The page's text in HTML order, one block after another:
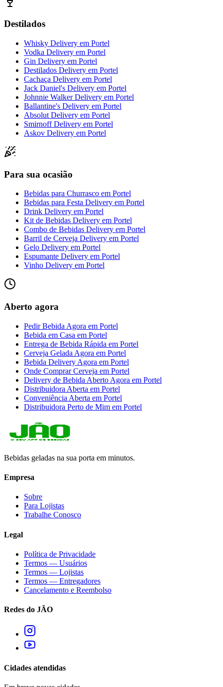
Destilados
Whisky Delivery em Portel
Vodka Delivery em Portel
Gin Delivery em Portel
Destilados Delivery em Portel
Cachaça Delivery em Portel
Jack Daniel's Delivery em Portel
Johnnie Walker Delivery em Portel
Ballantine's Delivery em Portel
Absolut Delivery em Portel
Smirnoff Delivery em Portel
Askov Delivery em Portel
Para sua ocasião
Bebidas para Churrasco em Portel
Bebidas para Festa Delivery em Portel
Drink Delivery em Portel
Kit de Bebidas Delivery em Portel
Combo de Bebidas Delivery em Portel
Barril de Cerveja Delivery em Portel
Gelo Delivery em Portel
Espumante Delivery em Portel
Vinho Delivery em Portel
Aberto agora
Pedir Bebida Agora em Portel
Bebida em Casa em Portel
Entrega de Bebida Rápida em Portel
Cerveja Gelada Agora em Portel
Bebida Delivery Agora em Portel
Onde Comprar Cerveja em Portel
Delivery de Bebida Aberto Agora em Portel
Distribuidora Aberta em Portel
Conveniência Aberta em Portel
Distribuidora Perto de Mim em Portel
Bebidas geladas na sua porta em minutos.
Empresa
Sobre
Para Lojistas
Trabalhe Conosco
Legal
Política de Privacidade
Termos — Usuários
Termos — Lojistas
Termos — Entregadores
Cancelamento e Reembolso
Redes do JÃO
Cidades atendidas